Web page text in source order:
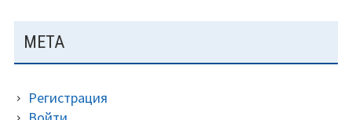
МЕТА
Регистрация